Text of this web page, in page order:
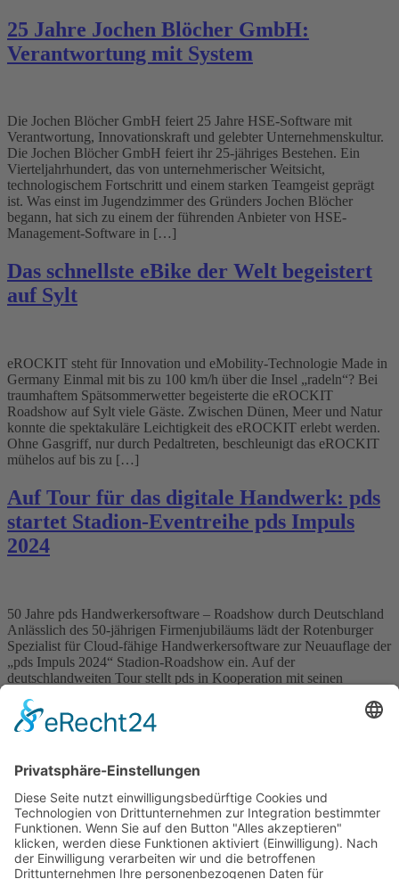
25 Jahre Jochen Blöcher GmbH:
Verantwortung mit System
Die Jochen Blöcher GmbH feiert 25 Jahre HSE-Software mit
Verantwortung, Innovationskraft und gelebter Unternehmenskultur.
Die Jochen Blöcher GmbH feiert ihr 25-jähriges Bestehen. Ein
Vierteljahrhundert, das von unternehmerischer Weitsicht,
technologischem Fortschritt und einem starken Teamgeist geprägt
ist. Was einst im Jugendzimmer des Gründers Jochen Blöcher
begann, hat sich zu einem der führenden Anbieter von HSE-
Management-Software in […]
Das schnellste eBike der Welt begeistert
auf Sylt
eROCKIT steht für Innovation und eMobility-Technologie Made in
Germany Einmal mit bis zu 100 km/h über die Insel „radeln“? Bei
traumhaftem Spätsommerwetter begeisterte die eROCKIT
Roadshow auf Sylt viele Gäste. Zwischen Dünen, Meer und Natur
konnte die spektakuläre Leichtigkeit des eROCKIT erlebt werden.
Ohne Gasgriff, nur durch Pedaltreten, beschleunigt das eROCKIT
mühelos auf bis zu […]
Auf Tour für das digitale Handwerk: pds
startet Stadion-Eventreihe pds Impuls
2024
50 Jahre pds Handwerkersoftware – Roadshow durch Deutschland
Anlässlich des 50-jährigen Firmenjubiläums lädt der Rotenburger
Spezialist für Cloud-fähige Handwerkersoftware zur Neuauflage der
„pds Impuls 2024“ Stadion-Roadshow ein. Auf der
deutschlandweiten Tour stellt pds in Kooperation mit seinen
Oktober Kunden, Interessenten und Netzwerkpartnern die neuesten
digitalen Innovationen für […]
Impressum
Datenschutz
Kooperation